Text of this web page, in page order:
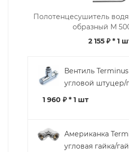
Полотенцесушитель
образный М
2 155 ₽* 1
Вентиль
угловой штуцер/
1 960 ₽ * 1 шт
Американка
угловая гайка/